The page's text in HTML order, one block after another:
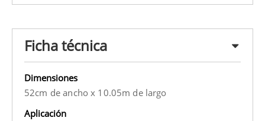
Ficha técnica
Dimensiones
52cm de ancho x 10.05m de largo
Aplicación